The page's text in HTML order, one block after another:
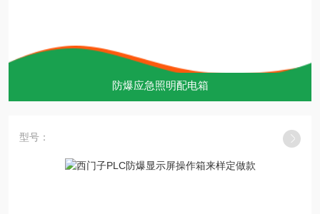
防爆应急照明配电箱
型号：